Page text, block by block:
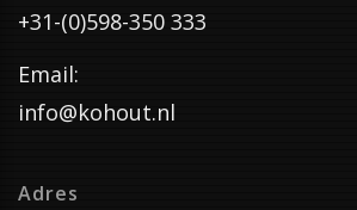
+31-(0)598-350 333
Email:
info@kohout.nl
Adres